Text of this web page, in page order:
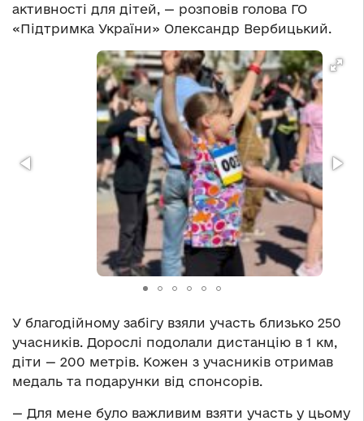
активності для дітей, — розповів голова ГО
«Підтримка України» Олександр Вербицький.
У благодійному забігу взяли участь близько 250
учасників. Дорослі подолали дистанцію в 1 км,
діти — 200 метрів. Кожен з учасників отримав
медаль та подарунки від спонсорів.
— Для мене було важливим взяти участь у цьому